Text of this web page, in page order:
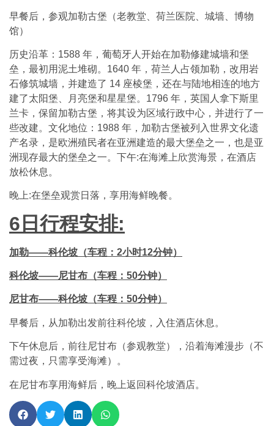
早餐后，参观加勒古堡（老教堂、荷兰医院、城墙、博物
馆）
历史沿革：1588 年，葡萄牙人开始在加勒修建城墙和堡
垒，最初用泥土堆砌。1640 年，荷兰人占领加勒，改用岩
石修筑城墙，并建造了 14 座棱堡，还在与陆地相连的地方
建了太阳堡、月亮堡和星星堡。1796 年，英国人拿下斯里
兰卡，保留加勒古堡，将其设为区域行政中心，并进行了一
些改建。文化地位：1988 年，加勒古堡被列入世界文化遗
产名录，是欧洲殖民者在亚洲建造的最大堡垒之一，也是亚
洲现存最大的堡垒之一。下午:在海滩上欣赏海景，在酒店
放松休息。
晚上:在堡垒观赏日落，享用海鲜晚餐。
6 日行程安排:
加勒——科伦坡（车程：2小时12分钟）
科伦坡——尼甘布（车程：50分钟）
尼甘布——科伦坡（车程：50分钟）
早餐后，从加勒出发前往科伦坡，入住酒店休息。
下午休息后，前往尼甘布（参观教堂），沿着海滩漫步（不
需过夜，只需享受海滩）。
在尼甘布享用海鲜后，晚上返回科伦坡酒店。